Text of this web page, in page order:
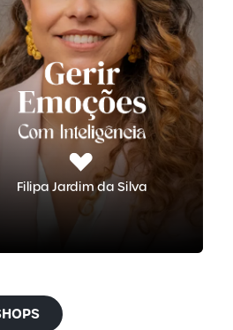
Filipa Jardim da Silva